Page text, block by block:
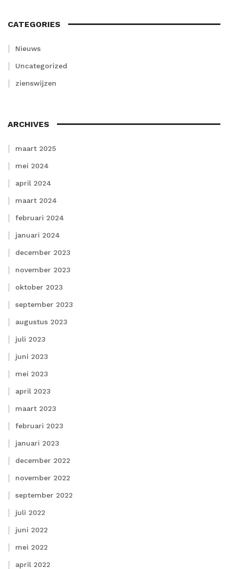
CATEGORIES
Nieuws
Uncategorized
zienswijzen
ARCHIVES
maart 2025
mei 2024
april 2024
maart 2024
februari 2024
januari 2024
december 2023
november 2023
oktober 2023
september 2023
augustus 2023
juli 2023
juni 2023
mei 2023
april 2023
maart 2023
februari 2023
januari 2023
december 2022
november 2022
september 2022
juli 2022
juni 2022
mei 2022
april 2022